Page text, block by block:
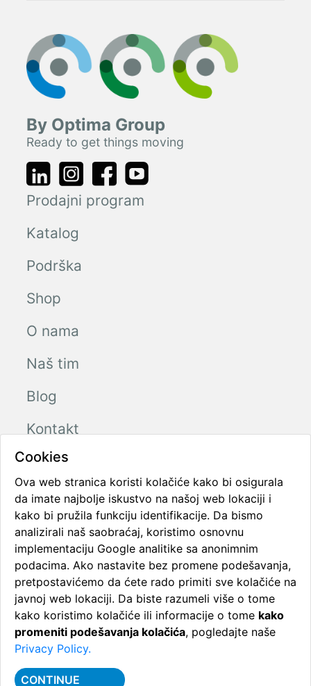
Cookies
Ova web stranica koristi kolačiće kako bi osigurala
da imate najbolje iskustvo na našoj web lokaciji i
kako bi pružila funkciju identifikacije. Da bismo
analizirali naš saobraćaj, koristimo osnovnu
implementaciju Google analitike sa anonimnim
podacima. Ako nastavite bez promene podešavanja,
pretpostavićemo da ćete rado primiti sve kolačiće na
javnoj web lokaciji. Da biste razumeli više o tome
kako koristimo kolačiće ili informacije o tome kako
promeniti podešavanja kolačića, pogledajte naše
Privacy Policy.
CONTINUE
By Optima Group
Ready to get things moving
Prodajni program
Katalog
Podrška
Shop
O nama
Naš tim
Blog
Kontakt
Radno vreme
Ponedeljak - Petak08:00 - 16:00
Subota08:00 - 12:00
Nedelja neradna
2026 Sva prava zadržana
Politika privatnosti.
Pravila o kolačićima.